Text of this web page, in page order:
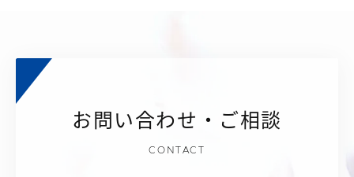
お問い合わせ・ご相談
CONTACT